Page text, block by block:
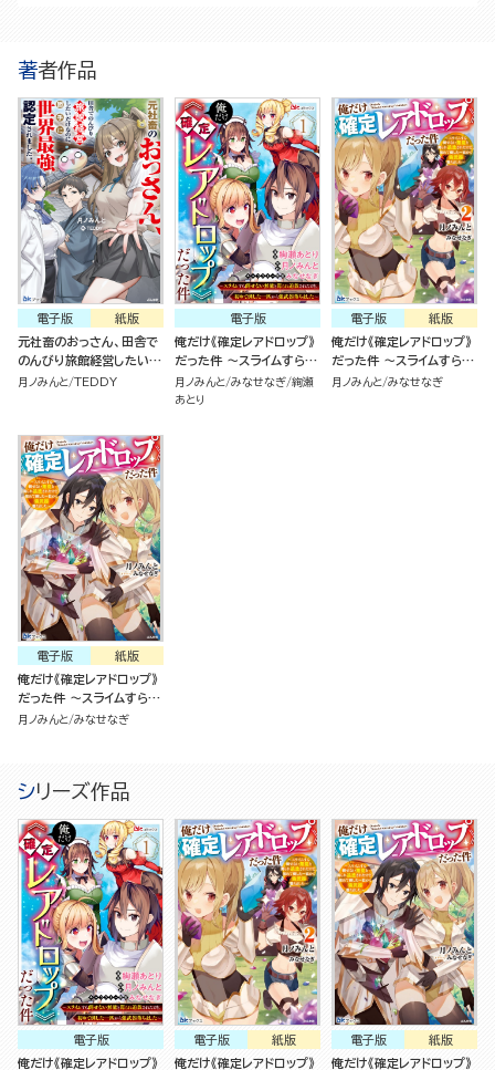
著者作品
紙版
電子版
元社畜のおっさん、田舎で
のんびり旅館経営したいだ
けなのに勝手に世界最強認
月ノみんと TEDDY
電子版
俺だけ《確定レアドロップ》
だった件 ～スライムすら倒
せない無能と罵られ追放さ
れたけど、初めて倒した一
月ノみんと みなせなぎ 絢瀬
あとり
紙版
電子版
俺だけ《確定レアドロップ》
だった件 ～スライムすら倒
せない無能と罵られ追放さ
月ノみんと みなせなぎ
紙版
電子版
俺だけ《確定レアドロップ》
だった件 ～スライムすら倒
せない無能と罵られ追放さ
月ノみんと みなせなぎ
シリーズ作品
電子版
俺だけ《確定レアドロップ》
紙版
電子版
俺だけ《確定レアドロップ》
紙版
電子版
俺だけ《確定レアドロップ》